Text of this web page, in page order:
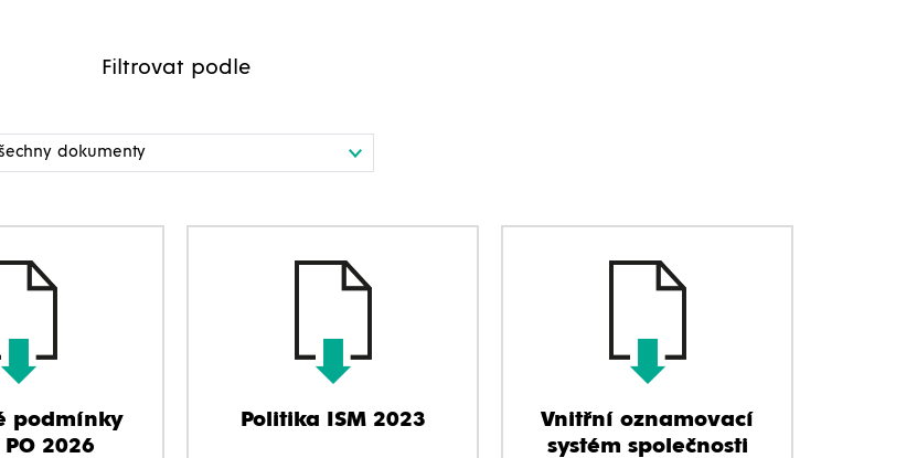
Filtrovat podle
podmínky
PO 2026
Politika ISM 2023
Vnitřní oznamovací
systém společnosti